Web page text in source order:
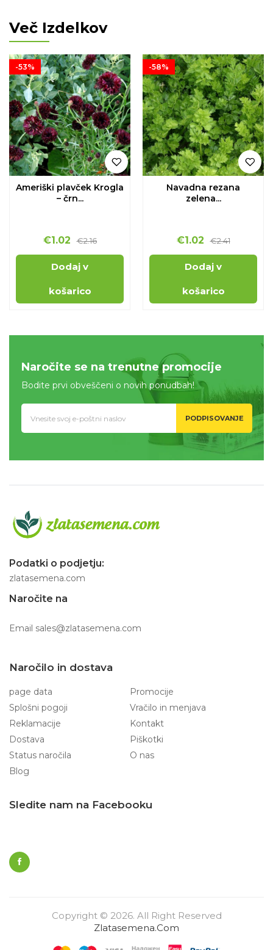
Več Izdelkov
-53%
Ameriški plavček Krogla
– črn...
€1.02 €2.16
Dodaj v
košarico
-58%
Navadna rezana
zelena...
€1.02 €2.41
Dodaj v
košarico
Naročite se na trenutne promocije
Bodite prvi obveščeni o novih ponudbah!
PODPISOVANJE
Podatki o podjetju:
zlatasemena.com
Naročite na
Email sales@zlatasemena.com
Naročilo in dostava
page data
Promocije
Splošni pogoji
Vračilo in menjava
Reklamacije
Kontakt
Dostava
Piškotki
Status naročila
O nas
Blog
Sledite nam na Facebooku
Copyright © 2026. All Right Reserved
Zlatasemena.com